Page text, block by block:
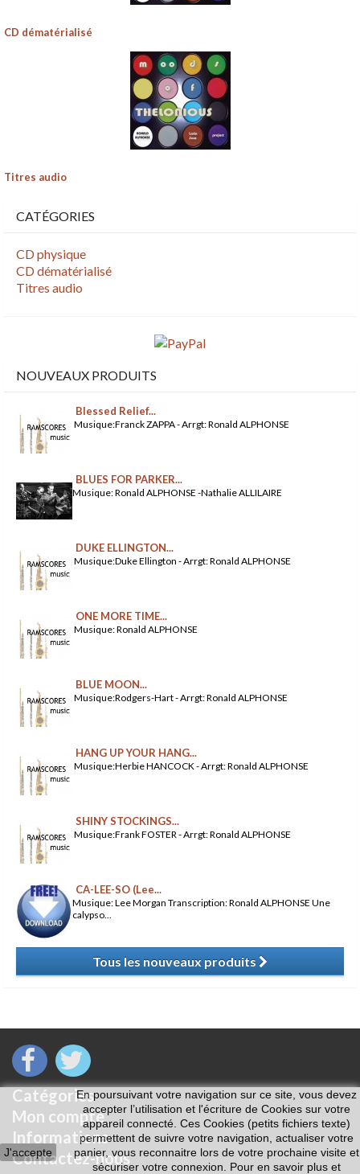
J'accepte
En poursuivant votre navigation sur ce site, vous devez
accepter l’utilisation et l'écriture de Cookies sur votre
appareil connecté. Ces Cookies (petits fichiers texte)
permettent de suivre votre navigation, actualiser votre
panier, vous reconnaitre lors de votre prochaine visite et
sécuriser votre connexion. Pour en savoir plus et
CD dématérialisé
Titres audio
CATÉGORIES
CD physique
CD dématérialisé
Titres audio
NOUVEAUX PRODUITS
Blessed Relief...
Musique:Franck ZAPPA - Arrgt: Ronald ALPHONSE
BLUES FOR PARKER...
Musique: Ronald ALPHONSE -Nathalie ALLILAIRE
DUKE ELLINGTON...
Musique:Duke Ellington - Arrgt: Ronald ALPHONSE
ONE MORE TIME...
Musique: Ronald ALPHONSE
BLUE MOON...
Musique:Rodgers-Hart - Arrgt: Ronald ALPHONSE
HANG UP YOUR HANG...
Musique:Herbie HANCOCK - Arrgt: Ronald ALPHONSE
SHINY STOCKINGS...
Musique:Frank FOSTER - Arrgt: Ronald ALPHONSE
CA-LEE-SO (Lee...
Musique: Lee Morgan Transcription: Ronald ALPHONSE Une
calypso...
Tous les nouveaux produits
Catégories
Mon compte
Informations
Contactez-nous